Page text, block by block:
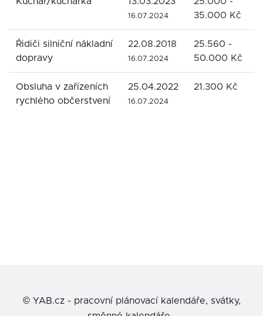
16.07.2024
35.000 Kč
Řidiči silniční nákladní
dopravy
22.08.2018
16.07.2024
25.560 -
50.000 Kč
Obsluha v zařízeních
rychlého občerstvení
25.04.2022
16.07.2024
21.300 Kč
© YAB.cz - pracovní plánovací kalendáře, svátky,